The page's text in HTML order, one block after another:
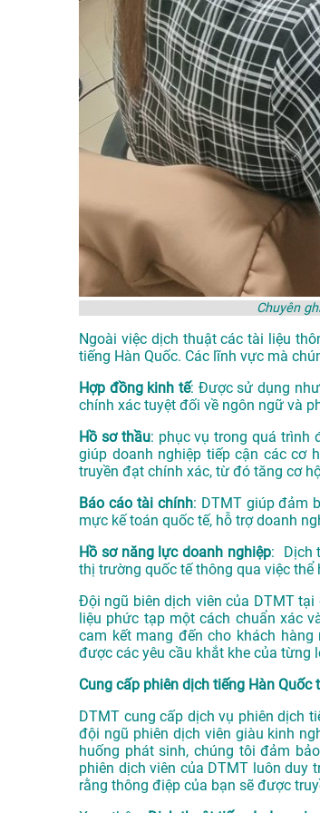
Chuyên
Ngoài việc dịch thuật các tài liệu
tiếng Hàn Quốc. Các lĩnh vực mà
Hợp đồng kinh tế: Được sử dụng
chính xác tuyệt đối về ngôn ngữ và
Hồ sơ thầu: phục vụ trong quá trình
giúp doanh nghiệp tiếp cận các cơ
truyền đạt chính xác, từ đó tăng cơ
Báo cáo tài chính: DTMT giúp đảm
mực kế toán quốc tế, hỗ trợ doanh
Hồ sơ năng lực doanh nghiệp: Dịch
thị trường quốc tế thông qua việc
Đội ngũ biên dịch viên của DTMT
liệu phức tạp một cách chuẩn xác
cam kết mang đến cho khách
được các yêu cầu khắt khe của từng
Cung cấp phiên dịch tiếng Hàn Quốc
DTMT cung cấp dịch vụ phiên dịch
đội ngũ phiên dịch viên giàu kinh
huống phát sinh, chúng tôi đảm
phiên dịch viên của DTMT luôn duy
rằng thông điệp của bạn sẽ được